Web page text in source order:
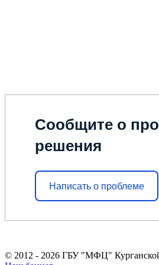
Сообщите о
решения
Написать о проблеме
© 2012 - 2026 ГБУ "МФЦ"